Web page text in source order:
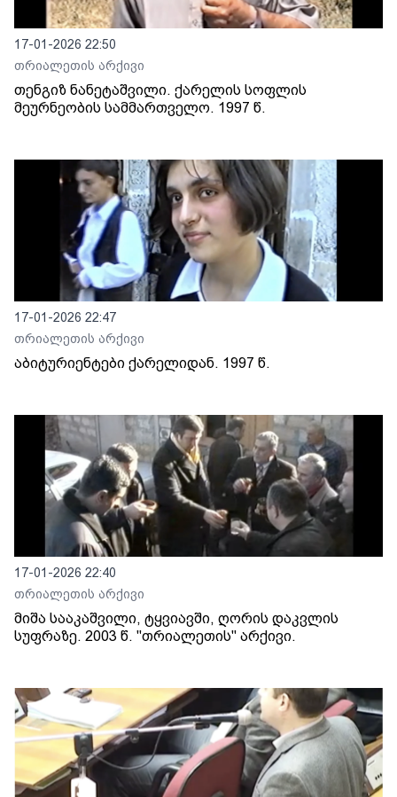
17-01-2026 22:50
თრიალეთის არქივი
თენგიზ ნანეტაშვილი. ქარელის სოფლის
მეურნეობის სამმართველო. 1997 წ.
17-01-2026 22:47
თრიალეთის არქივი
აბიტურიენტები ქარელიდან. 1997 წ.
17-01-2026 22:40
თრიალეთის არქივი
მიშა სააკაშვილი, ტყვიავში, ღორის დაკვლის
სუფრაზე. 2003 წ. "თრიალეთის" არქივი.